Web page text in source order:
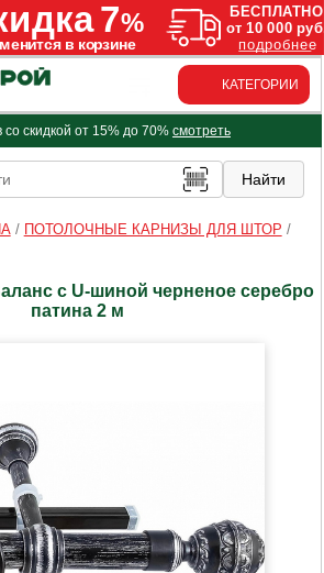
КАТЕГОРИИ
со скидкой от 15% до 70% смотреть
/ ПОТОЛОЧНЫЕ КАРНИЗЫ ДЛЯ ШТОР /
с U-шиной черненое серебро
патина 2 м